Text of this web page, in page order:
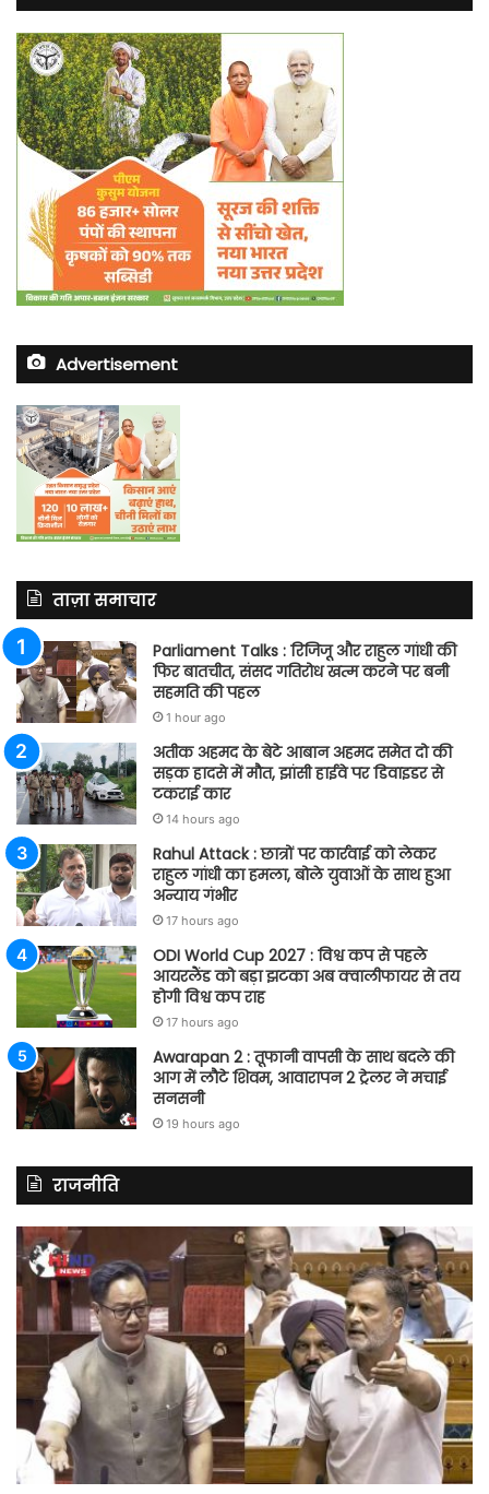
Advertisement
ताज़ा समाचार
Parliament Talks : रिजिजू और राहुल गांधी की
फिर बातचीत, संसद गतिरोध खत्म करने पर बनी
सहमति की पहल
1 hour ago
अतीक अहमद के बेटे आबान अहमद समेत दो की
सड़क हादसे में मौत, झांसी हाईवे पर डिवाइडर से
टकराई कार
14 hours ago
Rahul Attack : छात्रों पर कार्रवाई को लेकर
राहुल गांधी का हमला, बोले युवाओं के साथ हुआ
अन्याय गंभीर
17 hours ago
ODI World Cup 2027 : विश्व कप से पहले
आयरलैंड को बड़ा झटका अब क्वालीफायर से तय
होगी विश्व कप राह
17 hours ago
Awarapan 2 : तूफानी वापसी के साथ बदले की
आग में लौटे शिवम, आवारापन 2 ट्रेलर ने मचाई
सनसनी
19 hours ago
राजनीति